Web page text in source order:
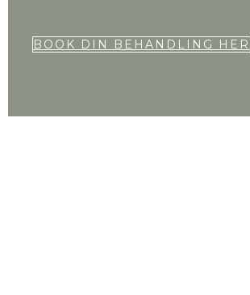
BOOK DIN BEHANDLING HER